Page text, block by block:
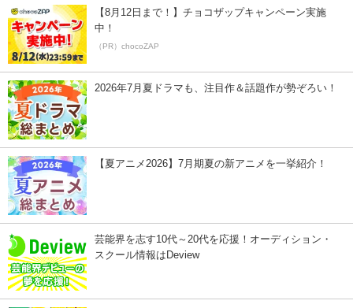
【8月12日まで！】チョコザップキャンペーン実施
中！
（PR）chocoZAP
2026年7月夏ドラマも、注目作＆話題作が勢ぞろい！
【夏アニメ2026】7月期夏の新アニメを一挙紹介！
芸能界を志す10代～20代を応援！オーディション・
スクール情報はDeview